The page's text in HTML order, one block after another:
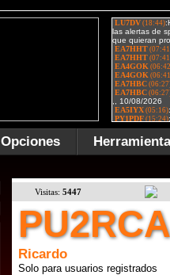
Opciones
Visitas: 5447
PU2RCA
Ricardo
Solo para usuarios registrados